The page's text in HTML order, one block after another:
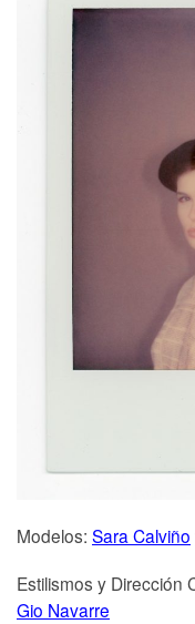
Modelos: Sara Calviño
Estilismos y Dirección
Gio Navarre